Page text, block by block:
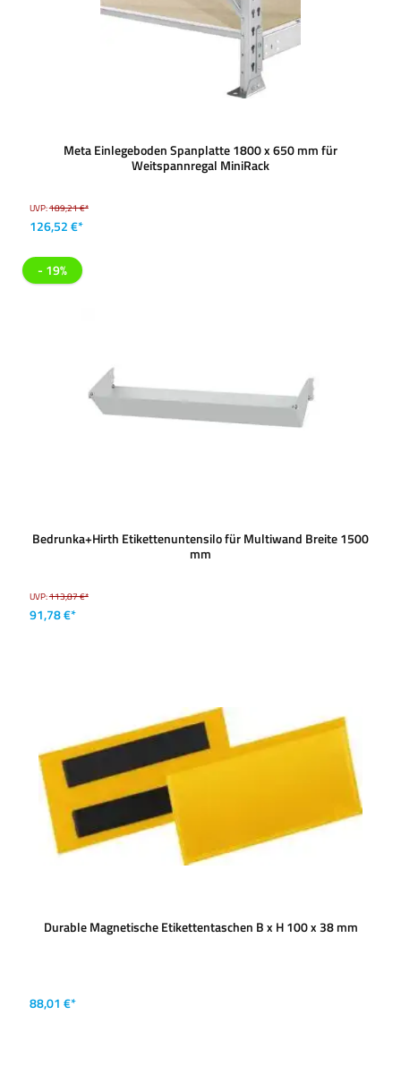
Meta Einlegeboden Spanplatte 1800 x 650 mm für
Weitspannregal MiniRack
UVP:189,21 €*
126,52 €*
- 19%
Bedrunka+Hirth Etikettenuntensilo für Multiwand Breite 1500
mm
UVP:113,87 €*
91,78 €*
Durable Magnetische Etikettentaschen B x H 100 x 38 mm
88,01 €*